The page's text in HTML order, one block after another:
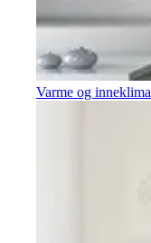
Varme og inneklima